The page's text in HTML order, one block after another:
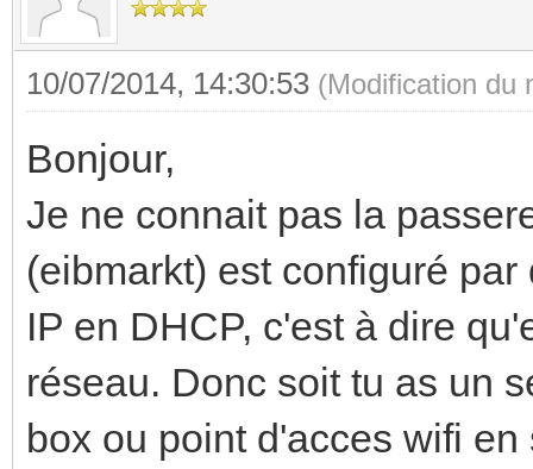
10/07/2014, 14:30:53 (Modification du
Bonjour,
Je ne connait pas la
(eibmarkt) est configuré
IP en DHCP, c'est à dire
réseau. Donc soit tu as un
box ou point d'acces wifi